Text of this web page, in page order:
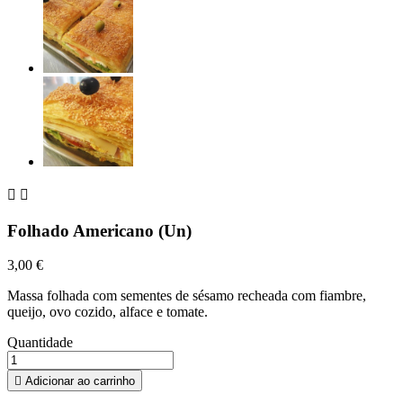
 
Folhado Americano (Un)
3,00 €
Massa folhada com sementes de sésamo recheada com fiambre,
queijo, ovo cozido, alface e tomate.
Quantidade
 Adicionar ao carrinho